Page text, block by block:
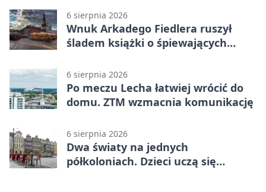
6 sierpnia 2026
Wnuk Arkadego Fiedlera ruszył
śladem książki o śpiewających
6 sierpnia 2026
Po meczu Lecha łatwiej wrócić do
domu. ZTM wzmacnia komunikację
6 sierpnia 2026
Dwa światy na jednych
półkoloniach. Dzieci uczą się